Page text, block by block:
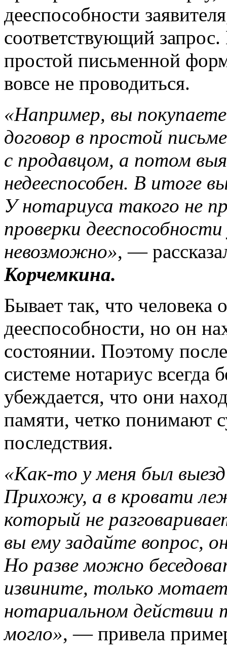
дееспособности
соответствующий
простой письменной
вовсе не проводиться.
«Например, вы
договор в простой
с продавцом, а потом
недееспособен. В итоге
У нотариуса такого не
проверки
невозможно», —
Корчемкина.
Бывает так, что
дееспособности, но он
состоянии. Поэтому
системе нотариус всегда
убеждается, что они
памяти, четко понимают
последствия.
«Как-то у меня был
Прихожу, а в кровати
который не
вы ему задайте вопрос,
Но разве можно
извините, только
нотариальном действии
могло», — привела